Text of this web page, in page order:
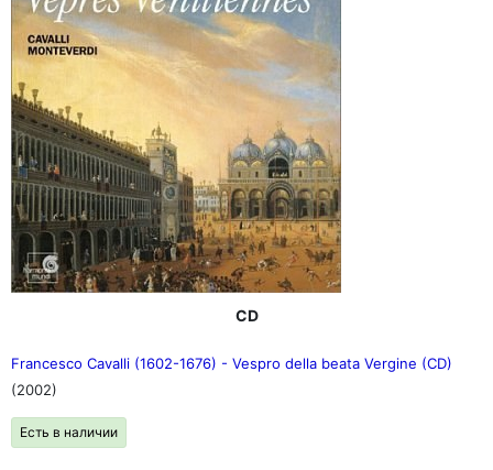
CD
Francesco Cavalli (1602-1676) - Vespro della beata Vergine (CD)
(2002)
Есть в наличии